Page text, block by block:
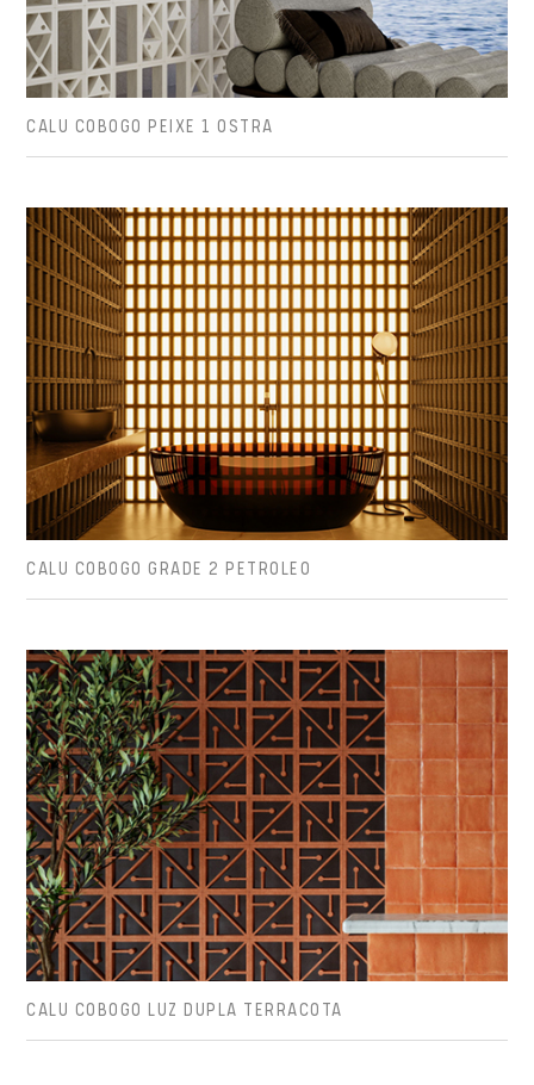
CALU COBOGO PEIXE 1 OSTRA
CALU COBOGO GRADE 2 PETROLEO
CALU COBOGO LUZ DUPLA TERRACOTA